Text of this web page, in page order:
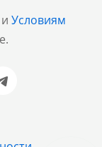
и Условиям